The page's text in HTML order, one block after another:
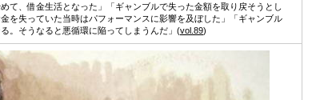
て、借金生活となった」「ギャンブルで失った金額を取り戻そうとし
を失っていた当時はパフォーマンスに影響を及ぼした」「ギャンブル
。そうなると悪循環に陥ってしまうんだ」(vol.89)